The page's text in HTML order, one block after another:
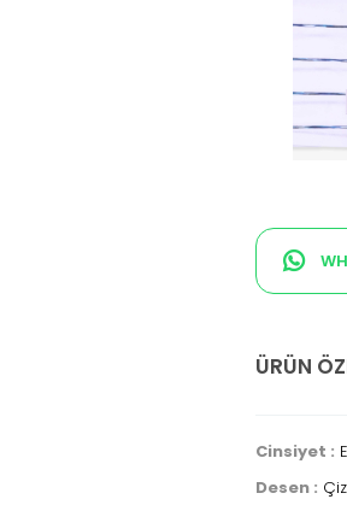
ÜRÜN
Cinsiyet :
Desen :